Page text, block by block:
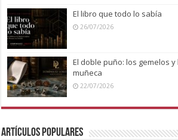
El libro que todo lo sabía
26/07/2026
El doble puño: los gemelos
muñeca
22/07/2026
Artículos Populares